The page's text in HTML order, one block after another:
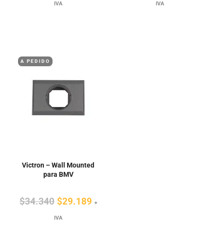
IVA IVA
A PEDIDO
Victron – Wall Mounted
para BMV
$34.340 El
precio
$29.189El
+
IVA